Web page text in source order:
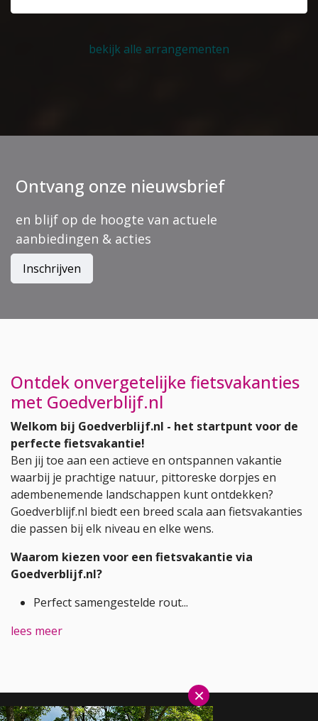
bekijk alle arrangementen
Ontvang onze nieuwsbrief
en blijf op de hoogte van actuele
aanbiedingen & acties
Inschrijven
Ontdek onvergetelijke fietsvakanties
met Goedverblijf.nl
Welkom bij Goedverblijf.nl - het startpunt voor de
perfecte fietsvakantie!
Ben jij toe aan een actieve en ontspannen vakantie
waarbij je prachtige natuur, pittoreske dorpjes en
adembenemende landschappen kunt ontdekken?
Goedverblijf.nl biedt een breed scala aan fietsvakanties
die passen bij elk niveau en elke wens.
Waarom kiezen voor een fietsvakantie via
Goedverblijf.nl?
Perfect samengestelde rout...
lees meer
×